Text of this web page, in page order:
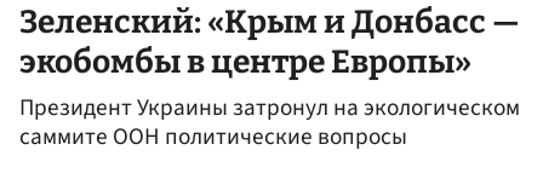
Зеленский: «Крым и Донбасс —
экобомбы в центре Европы»
Президент Украины затронул на экологическом
саммите ООН политические вопросы